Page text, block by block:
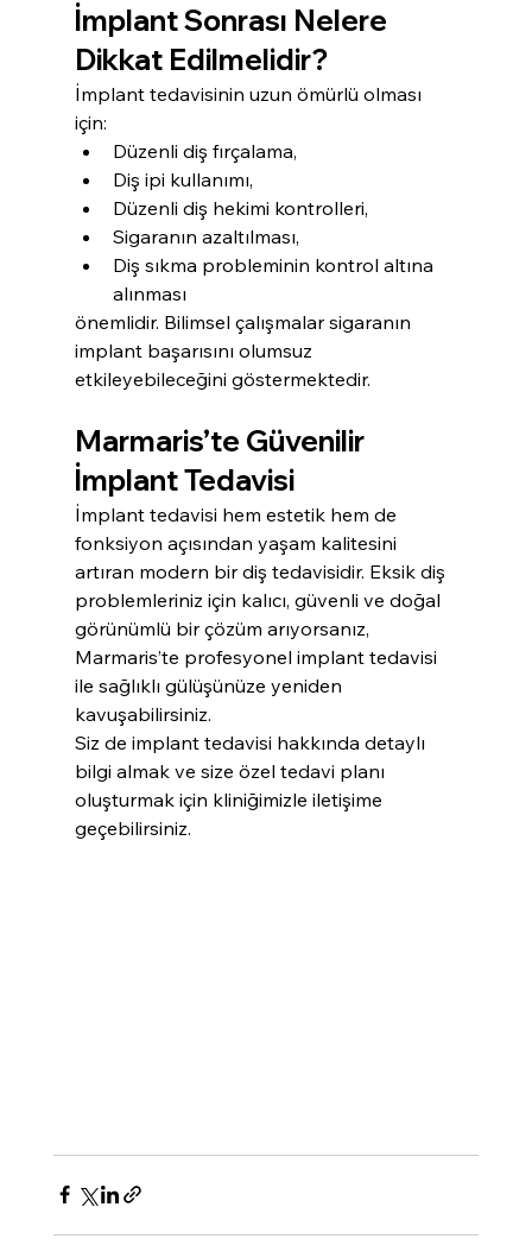
İmplant Sonrası Nelere
Dikkat Edilmelidir?
İmplant tedavisinin uzun ömürlü olması
için:
Düzenli diş fırçalama,
Diş ipi kullanımı,
Düzenli diş hekimi kontrolleri,
Sigaranın azaltılması,
Diş sıkma probleminin kontrol altına
alınması
önemlidir. Bilimsel çalışmalar sigaranın
implant başarısını olumsuz
etkileyebileceğini göstermektedir.
Marmaris’te Güvenilir
İmplant Tedavisi
İmplant tedavisi hem estetik hem de
fonksiyon açısından yaşam kalitesini
artıran modern bir diş tedavisidir. Eksik diş
problemleriniz için kalıcı, güvenli ve doğal
görünümlü bir çözüm arıyorsanız,
Marmaris’te profesyonel implant tedavisi
ile sağlıklı gülüşünüze yeniden
kavuşabilirsiniz.
Siz de implant tedavisi hakkında detaylı
bilgi almak ve size özel tedavi planı
oluşturmak için kliniğimizle iletişime
geçebilirsiniz.